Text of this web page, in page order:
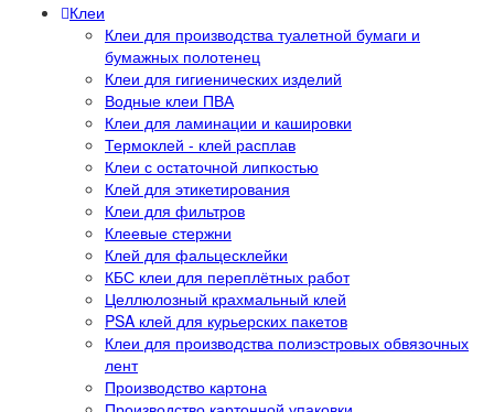
Клеи
Клеи для производства туалетной бумаги и
бумажных полотенец
Клеи для гигиенических изделий
Водные клеи ПВА
Клеи для ламинации и кашировки
Термоклей - клей расплав
Клеи с остаточной липкостью
Клей для этикетирования
Клеи для фильтров
Клеевые стержни
Клей для фальцесклейки
КБС клеи для переплётных работ
Целлюлозный крахмальный клей
PSA клей для курьерских пакетов
Клеи для производства полиэстровых обвязочных
лент
Производство картона